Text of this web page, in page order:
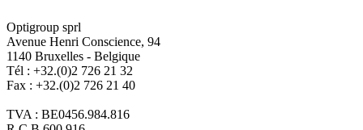
Optigroup sprl
Avenue Henri Conscience, 94
1140 Bruxelles - Belgique
Tél : +32.(0)2 726 21 32
Fax : +32.(0)2 726 21 40
TVA : BE0456.984.816